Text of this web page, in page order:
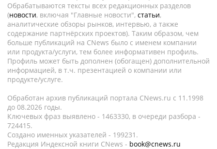
Обрабатываются тексты всех редакционных разделов
(новости, включая "Главные новости", статьи,
аналитические обзоры рынков, интервью, а также
содержание партнёрских проектов). Таким образом, чем
больше публикаций на CNews было с именем компании
или продукта/услуги, тем более информативен профиль.
Профиль может быть дополнен (обогащен) дополнительной
информацией, в т.ч. презентацией о компании или
продукте/услуге.
Обработан архив публикаций портала CNews.ru c 11.1998
до 08.2026 годы.
Ключевых фраз выявлено - 1463330, в очереди разбора -
724415.
Создано именных указателей - 199231.
Редакция Индексной книги CNews - book@cnews.ru